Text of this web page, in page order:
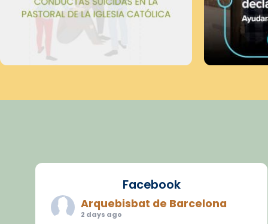
Facebook
Arquebisbat de Barcelona
2 days ago